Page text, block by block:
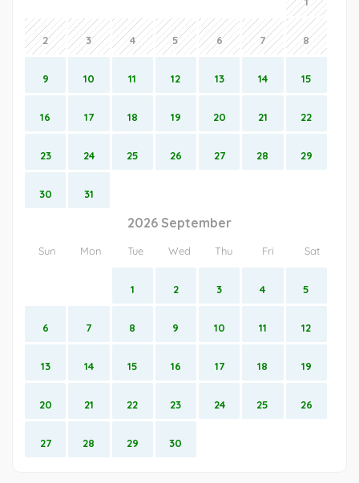
2 3 4 5 6 7 8
9 10 11 12 13 14 15
16 17 18 19 20 21 22
23 24 25 26 27 28 29
30 31
2026 September
Sun Mon Tue Wed Thu Fri Sat
1 2 3 4 5
6 7 8 9 10 11 12
13 14 15 16 17 18 19
20 21 22 23 24 25 26
27 28 29 30